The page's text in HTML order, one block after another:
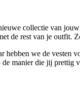
collectie van
de rest van je outfit.
we de vesten
manier die jij prettig